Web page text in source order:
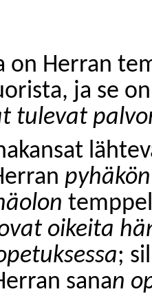
on Herran
ja se
tulevat
oikeita
;
sanan